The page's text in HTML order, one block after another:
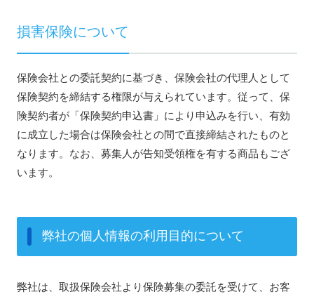
損害保険について
保険会社との委託契約に基づき、保険会社の代理人として
保険契約を締結する権限が与えられています。従って、保
険契約者が「保険契約申込書」により申込みを行い、有効
に成立した場合は保険会社との間で直接締結されたものと
なります。なお、募集人が告知受領権を有する商品もござ
います。
弊社の個人情報の利用目的について
弊社は、取扱保険会社より保険募集の委託を受けて、お客